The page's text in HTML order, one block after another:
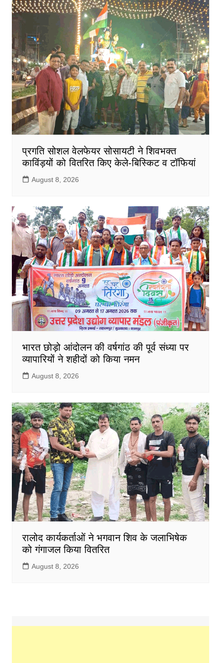
प्रगति सोशल वेलफेयर सोसायटी ने शिवभक्त
काविंड़यों को वितरित किए केले-बिस्किट व टॉफियां
August 8, 2026
भारत छोड़ो आंदोलन की वर्षगांठ की पूर्व संध्या पर
व्यापारियों ने शहीदों को किया नमन
August 8, 2026
रालोद कार्यकर्ताओं ने भगवान शिव के जलाभिषेक
को गंगाजल किया वितरित
August 8, 2026